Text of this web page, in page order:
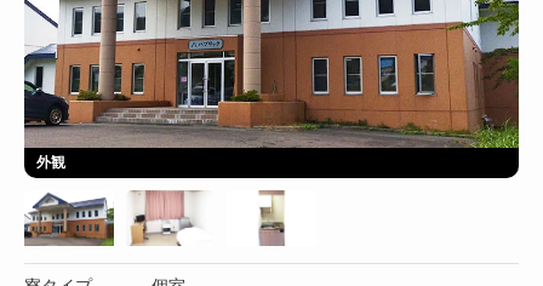
外観